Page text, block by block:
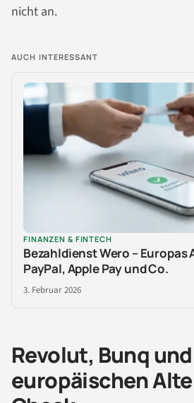
nicht an.
AUCH INTERESSANT
FINANZEN & FINTECH
Bezahldienst Wero –
PayPal, Apple Pay und Co.
3. Februar 2026
Revolut, Bunq
europäischen